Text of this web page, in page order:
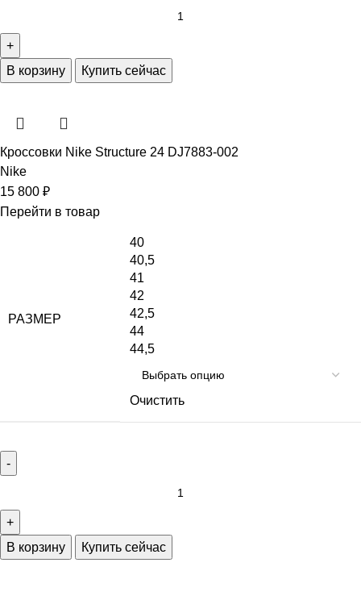
В корзину Купить сейчас
Кроссовки Nike Structure 24 DJ7883-002
Nike
15 800 ₽
Перейти в товар
РАЗМЕР
40
40,5
41
42
42,5
44
44,5
Очистить
В корзину Купить сейчас